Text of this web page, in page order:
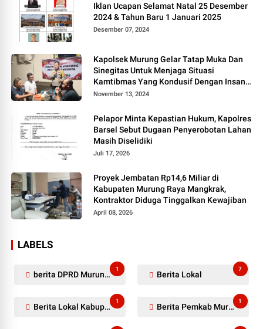
Iklan Ucapan Selamat Natal 25 Desember
2024 & Tahun Baru 1 Januari 2025
Desember 07, 2024
Kapolsek Murung Gelar Tatap Muka Dan
Sinegitas Untuk Menjaga Situasi
Kamtibmas Yang Kondusif Dengan Insan
Pers
November 13, 2024
Pelapor Minta Kepastian Hukum, Kapolres
Barsel Sebut Dugaan Penyerobotan Lahan
Masih Diselidiki
Juli 17, 2026
Proyek Jembatan Rp14,6 Miliar di
Kabupaten Murung Raya Mangkrak,
Kontraktor Diduga Tinggalkan Kewajiban
April 08, 2026
LABELS
berita DPRD Murung Raya
1
Berita Lokal
7
Berita Lokal Kabupaten Barito Utara
1
Berita Pemkab Murung Raya
1